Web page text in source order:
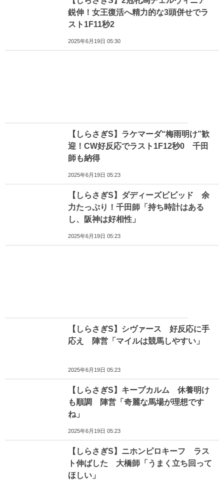
鋭伸！女王復活へ精力的な3頭併せでラ
スト1F11秒2
2025年6月19日 05:30
【しらさぎS】ラケマーダ“梅雨明け”歓
迎！CW好反応でラスト1F12秒0 千田
師も納得
2025年6月19日 05:23
【しらさぎS】ダディーズビビッド 余
力たっぷり！千田師「持ち時計はある
し、阪神は好相性」
2025年6月19日 05:23
【しらさぎS】シヴァース 好反応に手
応え 陣営「マイルは競馬しやすい」
2025年6月19日 05:23
【しらさぎS】キープカルム 休養明け
も順調 陣営「奇麗な馬場が理想です
ね」
2025年6月19日 05:23
【しらさぎS】ニホンピロキーフ ラス
ト伸ばした 大橋師「うまく立ち回って
ほしい」